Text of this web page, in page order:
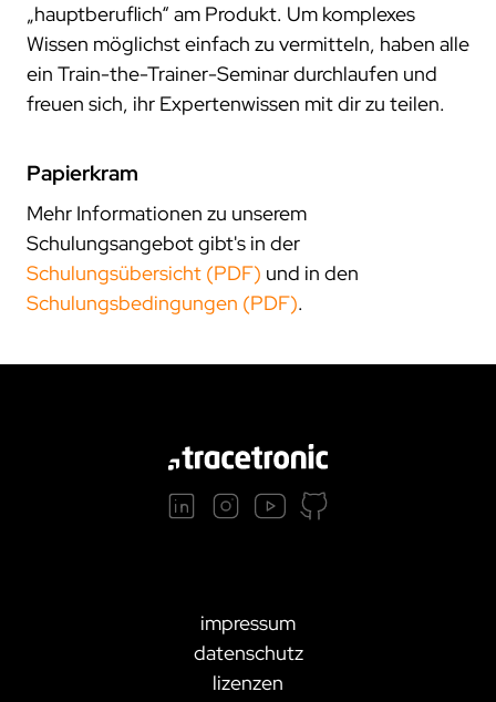
„hauptberuflich“ am Produkt. Um komplexes
Wissen möglichst einfach zu vermitteln, haben alle
ein Train-the-Trainer-Seminar durchlaufen und
freuen sich, ihr Expertenwissen mit dir zu teilen.
Papierkram
Mehr Informationen zu unserem
Schulungsangebot gibt's in der
Schulungsübersicht (PDF) und in den
Schulungsbedingungen (PDF).
impressum
datenschutz
lizenzen